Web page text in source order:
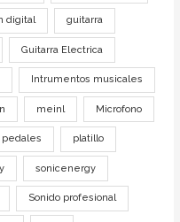
digital guitarra
Guitarra Electrica
Intrumentos musicales
meinl Microfono
pedales platillo
sonicenergy
Sonido profesional